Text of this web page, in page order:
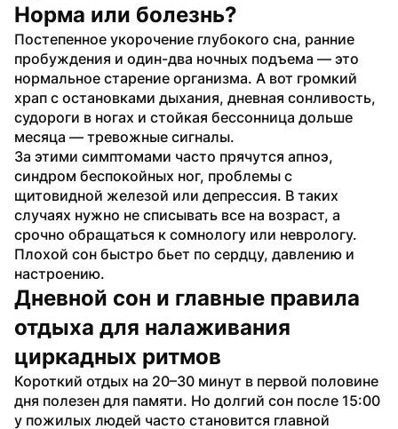
Норма или болезнь?
Постепенное укорочение глубокого сна, ранние
пробуждения и один-два ночных подъема — это
нормальное старение организма. А вот громкий
храп с остановками дыхания, дневная сонливость,
судороги в ногах и стойкая бессонница дольше
месяца — тревожные сигналы.
За этими симптомами часто прячутся апноэ,
синдром беспокойных ног, проблемы с
щитовидной железой или депрессия. В таких
случаях нужно не списывать все на возраст, а
срочно обращаться к сомнологу или неврологу.
Плохой сон быстро бьет по сердцу, давлению и
настроению.
Дневной сон и главные правила
отдыха для налаживания
циркадных ритмов
Короткий отдых на 20–30 минут в первой половине
дня полезен для памяти. Но долгий сон после 15:00
у пожилых людей часто становится главной